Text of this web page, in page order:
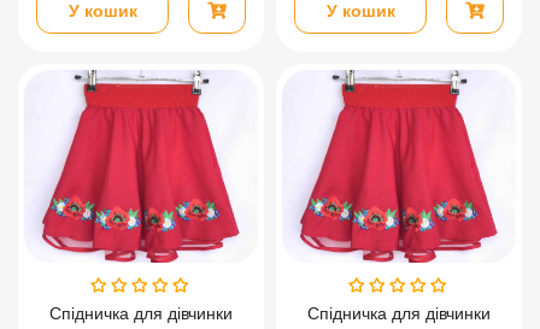
У кошик У кошик
Спідничка для дівчинки Спідничка для дівчинки